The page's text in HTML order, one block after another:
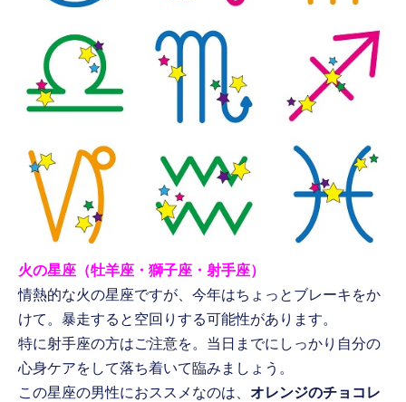
火の星座（牡羊座・獅子座・射手座）
情熱的な火の星座ですが、今年はちょっとブレーキをか
けて。暴走すると空回りする可能性があります。
特に射手座の方はご注意を。当日までにしっかり自分の
心身ケアをして落ち着いて臨みましょう。
この星座の男性におススメなのは、 オレンジのチョコレ